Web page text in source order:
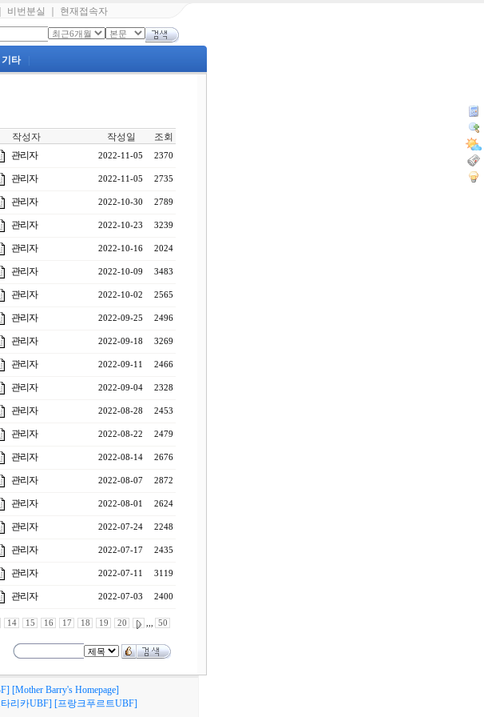
비번분실 현재접속자
기타
작성자 작성일 조회
관리자 2022-11-05 2370
관리자 2022-11-05 2735
관리자 2022-10-30 2789
관리자 2022-10-23 3239
관리자 2022-10-16 2024
관리자 2022-10-09 3483
관리자 2022-10-02 2565
관리자 2022-09-25 2496
관리자 2022-09-18 3269
관리자 2022-09-11 2466
관리자 2022-09-04 2328
관리자 2022-08-28 2453
관리자 2022-08-22 2479
관리자 2022-08-14 2676
관리자 2022-08-07 2872
관리자 2022-08-01 2624
관리자 2022-07-24 2248
관리자 2022-07-17 2435
관리자 2022-07-11 3119
관리자 2022-07-03 2400
14 15 16 17 18 19 20 ,,, 50
[Mother Barry's Homepage]
리카UBF] [프랑크푸르트UBF]